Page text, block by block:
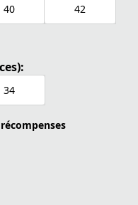
40 42
34